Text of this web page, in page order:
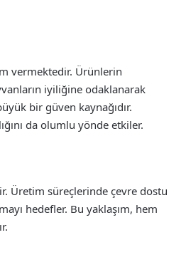
vermektedir. Ürünlerin
iyiliğine odaklanarak
bir güven kaynağıdır.
da olumlu yönde etkiler.
Üretim süreçlerinde çevre dostu
hedefler. Bu yaklaşım, hem